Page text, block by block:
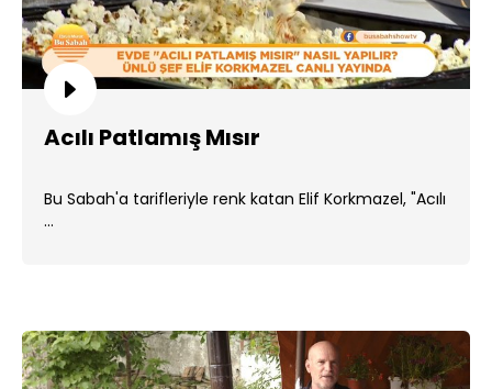
Acılı Patlamış Mısır
Bu Sabah'a tarifleriyle renk katan Elif Korkmazel, "Acılı
...